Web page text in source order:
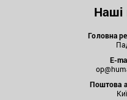
Наші
Головна
E-
Поштова